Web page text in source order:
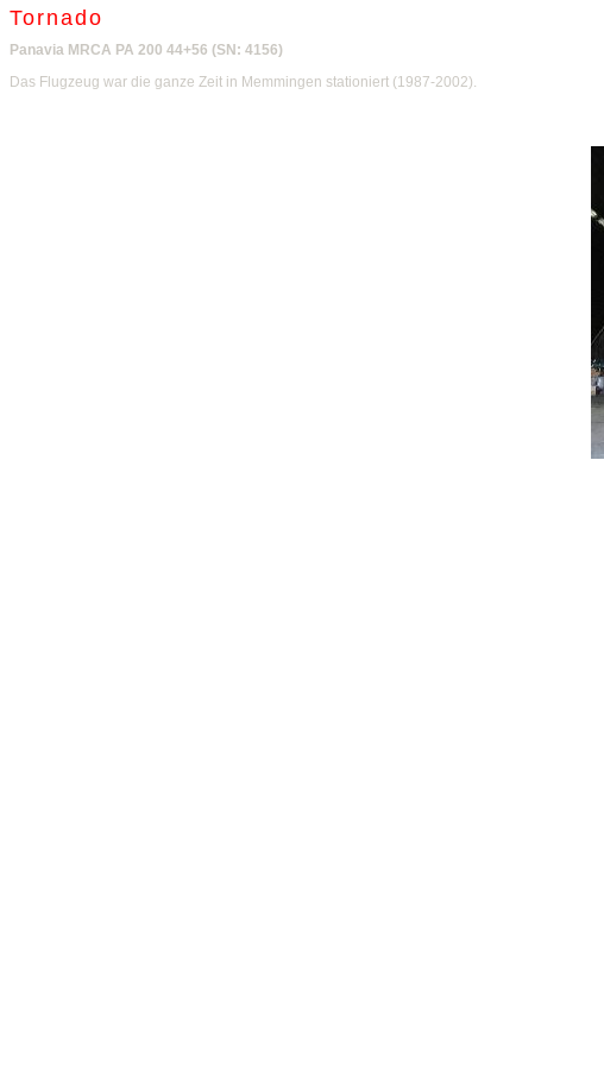
Tornado
Panavia MRCA PA 200 44+56 (SN: 4156)
Das Flugzeug war die ganze Zeit in Memmingen stationiert (1987-2002).